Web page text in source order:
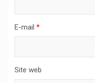
E-mail *
Site web